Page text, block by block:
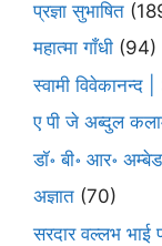
प्रज्ञा सुभाषित
महात्मा गाँधी (94)
स्वामी
ए पी जे अब्दुल
डॉ॰ बी॰ आर॰
अज्ञात (70)
सरदार वल्लभ